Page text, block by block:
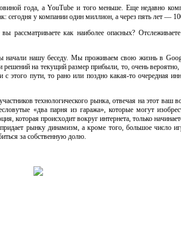
года, а YouTube и того меньше. Еще недавно
сегодня у компании один миллион, а через пять лет —
рассматриваете как наиболее опасных?
нашу беседу. Мы проживаем свою жизнь в
на текущий размер прибыли, то, очень вероятно,
с этого пути, то рано или поздно какая-тоочередная
технологического рынка, отвечая на этот ваш
«два парня из гаража», которые могут
которая происходит вокруг интернета, только
рынку динамизм, а кроме того, большое число
за собственную долю.